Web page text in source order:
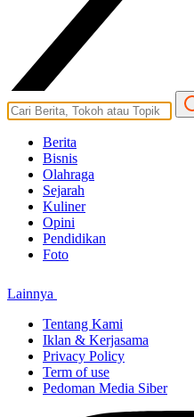
Berita
Bisnis
Olahraga
Sejarah
Kuliner
Opini
Pendidikan
Foto
Lainnya
Tentang Kami
Iklan & Kerjasama
Privacy Policy
Term of use
Pedoman Media Siber